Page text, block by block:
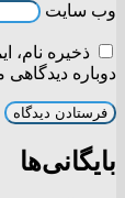
وب‌ سایت
ذخیره نام،
دوباره
بایگانی‌ها